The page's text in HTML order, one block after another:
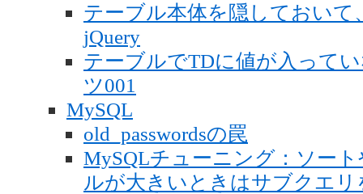
テーブル本体を隠しておい
jQuery
テーブルでTDに値が入って
ツ001
MySQL
old_passwordsの罠
MySQLチューニング：ソー
ルが大きいときはサブクエ